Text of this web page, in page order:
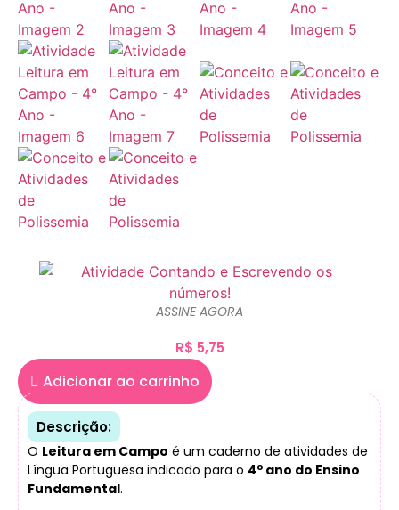
ASSINE AGORA
R$ 5,75
Adicionar ao carrinho
Descrição:
O Leitura em Campo é um caderno de atividades de
Língua Portuguesa indicado para o 4º ano do Ensino
Fundamental.